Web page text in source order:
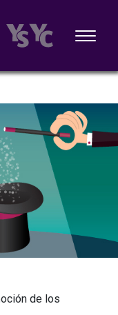
de los